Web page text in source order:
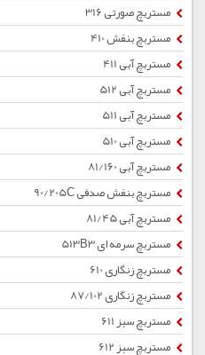
مستربچ صورتی 316
مستربچ بنفش 410
مستربچ آبی 411
مستربچ آبی 512
مستربچ آبی 511
مستربچ آبی 510
مستربچ آبی 81/160
مستربچ بنفش صدفی 90/205C
مستربچ آبی 81/45
مستربچ سرمه ای 513B3
مستربچ زنگاری 610
مستربچ زنگاری 87/102
مستربچ سبز 611
مستربچ سبز 612